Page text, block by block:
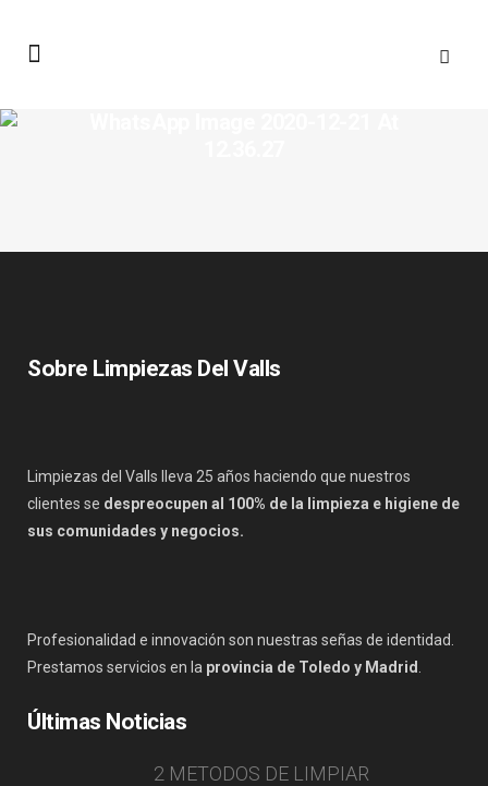
Sobre Limpiezas Del Valls
Limpiezas del Valls lleva 25 años haciendo que nuestros
clientes se despreocupen al 100% de la limpieza e higiene de
sus comunidades y negocios.
Profesionalidad e innovación son nuestras señas de identidad.
Prestamos servicios en la provincia de Toledo y Madrid
Últimas Noticias
2 METODOS DE LIMPIAR